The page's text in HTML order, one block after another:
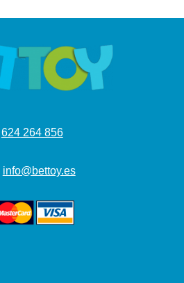
624 264 856
info@bettoy.es